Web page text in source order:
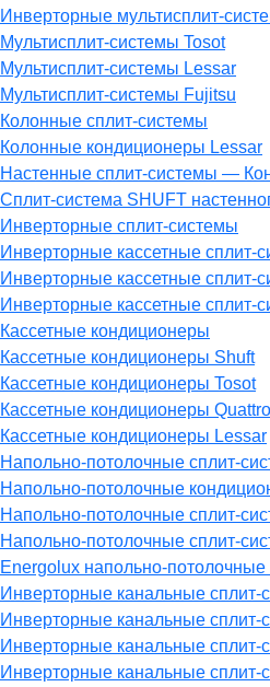
Инверторные мультисплит-
Мультисплит-системы Tosot
Мультисплит-системы Lessar
Мультисплит-системы Fujitsu
Колонные сплит-системы
Колонные кондиционеры Lessar
Настенные cплит-системы —
Сплит-система SHUFT
Инверторные сплит-системы
Инверторные кассетные сплит-
Инверторные кассетные сплит-
Инверторные кассетные сплит-
Кассетные кондиционеры
Кассетные кондиционеры Shuft
Кассетные кондиционеры Tosot
Кассетные кондиционеры
Кассетные кондиционеры Lessar
Напольно-потолочные сплит-
Напольно-потолочные
Напольно-потолочные сплит-
Напольно-потолочные сплит-
Energolux напольно-
Инверторные канальные сплит-
Инверторные канальные сплит-
Инверторные канальные сплит-
Инверторные канальные сплит-